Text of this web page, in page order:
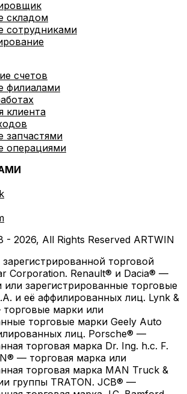
складом
сотрудниками
счетов
филиалами
клиента
запчастями
операциями
- 2026, All Rights Reserved ARTWIN
зарегистрированной торговой
Corporation. Renault® и Dacia® —
или зарегистрированные торговые
и её аффилированных лиц. Lynk &
марки или
торговые марки Geely Auto
лиц. Porsche® —
торговая марка Dr. Ing. h.c. F.
— торговая марка или
торговая марка MAN Truck &
группы TRATON. JCB® —